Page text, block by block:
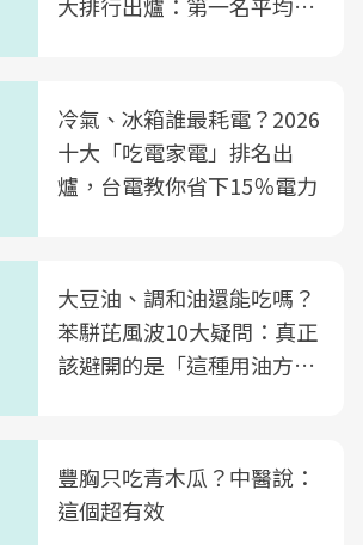
冷氣、冰箱誰最耗電？2026
十大「吃電家電」排名出
爐，台電教你省下15％電力
大豆油、調和油還能吃嗎？
苯駢芘風波10大疑問：真正
該避開的是「這種用油方
豐胸只吃青木瓜？中醫說：
這個超有效